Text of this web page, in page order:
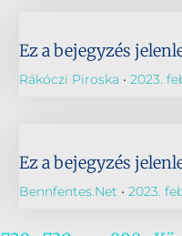
Ez a bejegyzés
Rákóczi Piroska 2023.
Ez a bejegyzés
Bennfentes.net 2023.